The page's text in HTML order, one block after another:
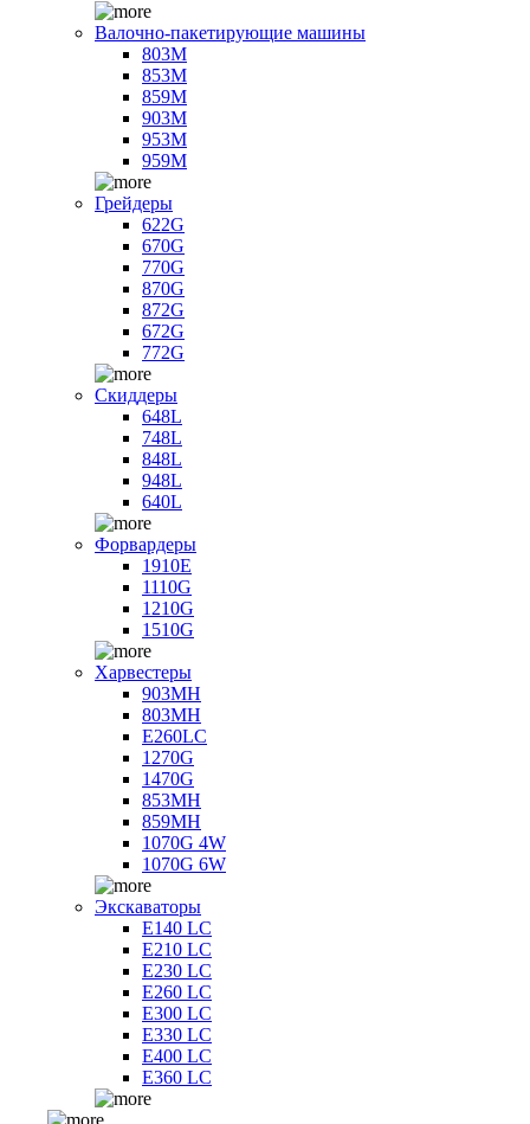
Валочно-пакетирующие машины
803M
853M
859M
903M
953M
959M
Грейдеры
622G
670G
770G
870G
872G
672G
772G
Скиддеры
648L
748L
848L
948L
640L
Форвардеры
1910E
1110G
1210G
1510G
Харвестеры
903MH
803MH
E260LC
1270G
1470G
853MH
859MH
1070G 4W
1070G 6W
Экскаваторы
E140 LC
E210 LC
E230 LC
E260 LC
E300 LC
E330 LC
E400 LC
E360 LC